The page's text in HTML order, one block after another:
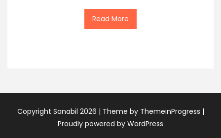
Read More
Copyright Sanabil 2026 | Theme by ThemeinProgress |
Proudly powered by WordPress